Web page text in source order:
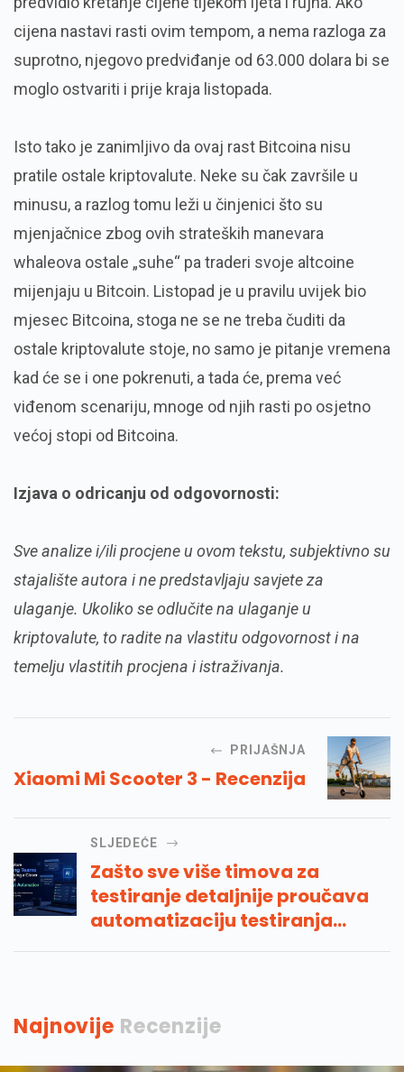
cijena nastavi rasti ovim tempom, a nema razloga za
suprotno, njegovo predviđanje od 63.000 dolara bi se
moglo ostvariti i prije kraja listopada.
Isto tako je zanimljivo da ovaj rast Bitcoina nisu
pratile ostale kriptovalute. Neke su čak završile u
minusu, a razlog tomu leži u činjenici što su
mjenjačnice zbog ovih strateških manevara
whaleova ostale „suhe“ pa traderi svoje altcoine
mijenjaju u Bitcoin. Listopad je u pravilu uvijek bio
mjesec Bitcoina, stoga ne se ne treba čuditi da
ostale kriptovalute stoje, no samo je pitanje vremena
kad će se i one pokrenuti, a tada će, prema već
viđenom scenariju, mnoge od njih rasti po osjetno
većoj stopi od Bitcoina.
Izjava o odricanju od odgovornosti:
Sve analize i/ili procjene u ovom tekstu, subjektivno su
stajalište autora i ne predstavljaju savjete za
ulaganje. Ukoliko se odlučite na ulaganje u
kriptovalute, to radite na vlastitu odgovornost i na
temelju vlastitih procjena i istraživanja.
PRIJAŠNJA
Xiaomi Mi Scooter 3 - Recenzija
SLJEDEĆE
Zašto sve više timova za
testiranje detaljnije proučava
automatizaciju testiranja
umjetne inteligencije
Najnovije Recenzije